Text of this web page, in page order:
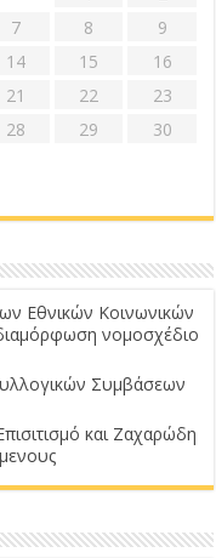
7 8
9
14 15
16
21 22
23
28 29
30
Εθνικών Κοινωνικών
νομοσχέδιο
Συμβάσεων
και Ζαχαρώδη